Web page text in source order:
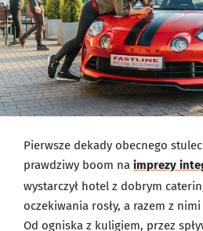
Pierwsze dekady obecnego
prawdziwy boom na imprezy
wystarczył hotel z dobrym
oczekiwania rosły, a razem z
Od ogniska z kuligiem, przez